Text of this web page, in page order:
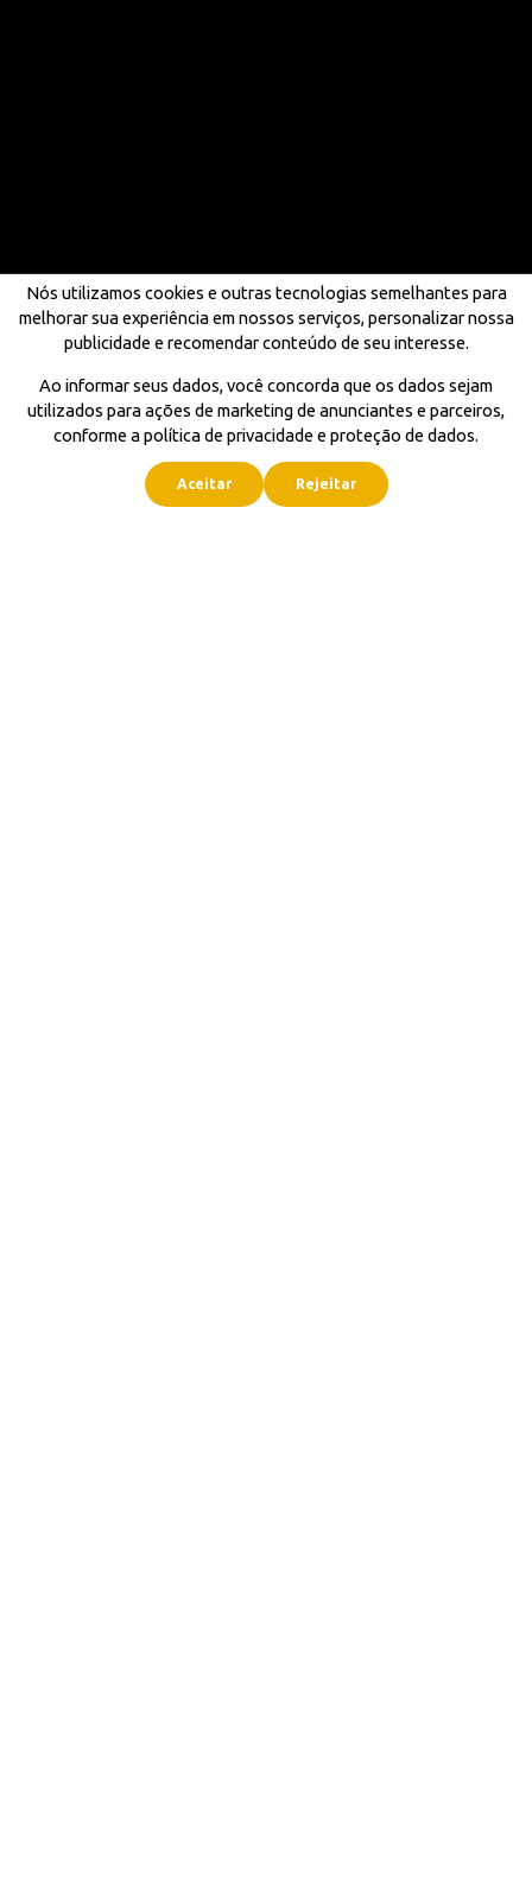
Nós utilizamos cookies e outras tecnologias semelhantes para
melhorar sua experiência em nossos serviços, personalizar nossa
publicidade e recomendar conteúdo de seu interesse.
Ao informar seus dados, você concorda que os dados sejam
utilizados para ações de marketing de anunciantes e parceiros,
conforme a política de privacidade e proteção de dados.
Aceitar Rejeitar